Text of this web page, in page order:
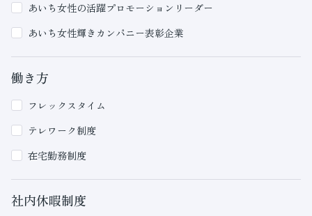
あいち女性の活躍プロモーションリーダー
あいち女性輝きカンパニー表彰企業
働き方
フレックスタイム
テレワーク制度
在宅勤務制度
社内休暇制度